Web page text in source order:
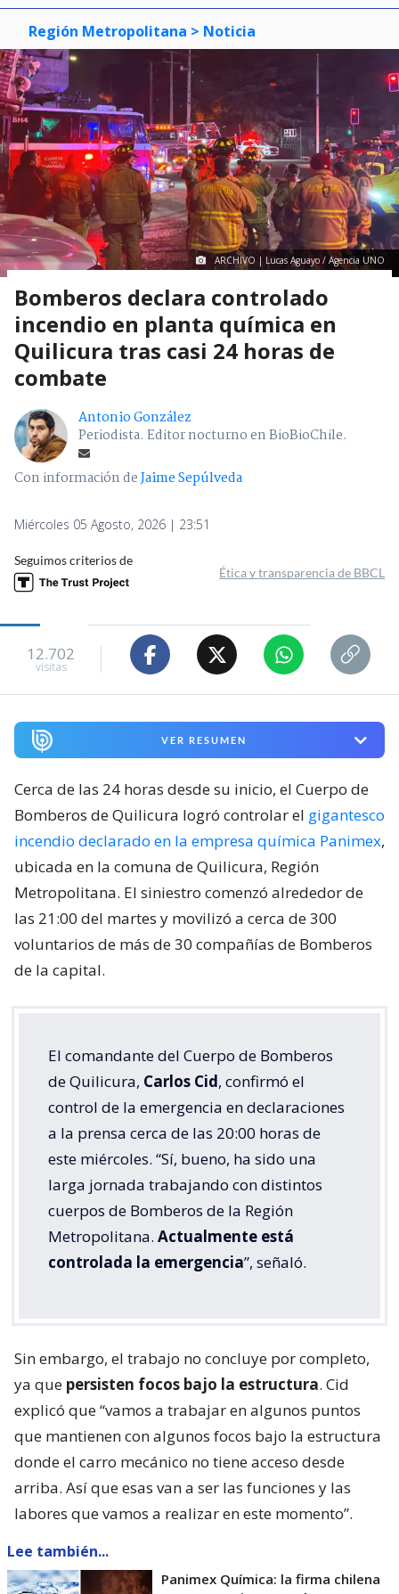
Región Metropolitana > Noticia
ARCHIVO | Lucas Aguayo / Agencia UNO
Bomberos declara controlado
incendio en planta química en
Quilicura tras casi 24 horas de
combate
Antonio González
Periodista. Editor nocturno en BioBioChile.
Con información deJaime Sepúlveda
Miércoles 05 Agosto, 2026 | 23:51
Seguimos criterios de
Ética y transparencia de BBCL
12.702
visitas
VER RESUMEN
Cerca de las 24 horas desde su inicio, el Cuerpo de
Bomberos de Quilicura logró controlar el gigantesco
incendio declarado en la empresa química Panimex,
ubicada en la comuna de Quilicura, Región
Metropolitana. El siniestro comenzó alrededor de
las 21:00 del martes y movilizó a cerca de 300
voluntarios de más de 30 compañías de Bomberos
de la capital.
El comandante del Cuerpo de Bomberos
de Quilicura, Carlos Cid, confirmó el
control de la emergencia en declaraciones
a la prensa cerca de las 20:00 horas de
este miércoles. “Sí, bueno, ha sido una
larga jornada trabajando con distintos
cuerpos de Bomberos de la Región
Metropolitana. Actualmente está
controlada la emergencia”, señaló.
Sin embargo, el trabajo no concluye por completo,
ya que persisten focos bajo la estructura. Cid
explicó que “vamos a trabajar en algunos puntos
que mantienen con algunos focos bajo la estructura
donde el carro mecánico no tiene acceso desde
arriba. Así que esas van a ser las funciones y las
labores que vamos a realizar en este momento”.
Lee también...
Panimex Química: la firma chilena